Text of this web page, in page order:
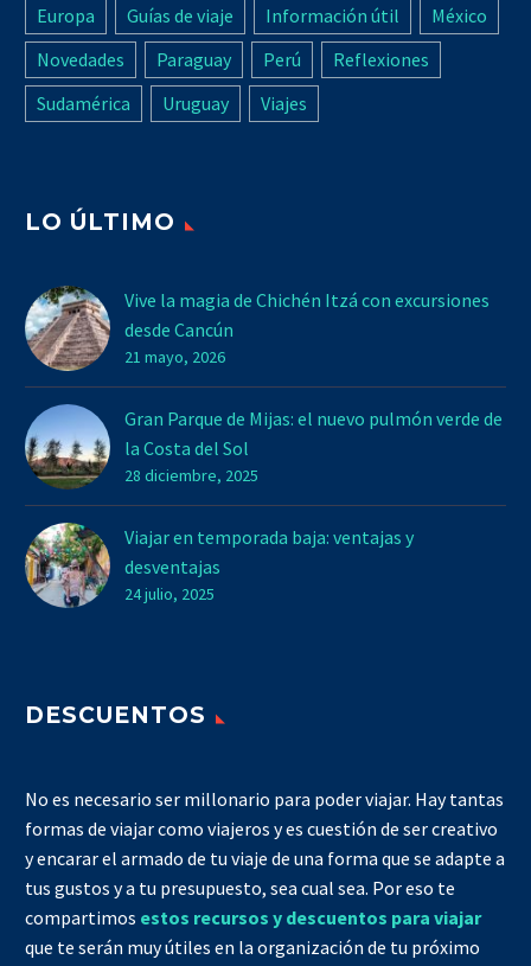
Europa
Guías de viaje Información útil
México
Novedades
Paraguay Perú
Reflexiones
Sudamérica
Uruguay Viajes
LO ÚLTIMO
Vive la magia de Chichén Itzá con excursiones
desde Cancún
21 mayo, 2026
Gran Parque de Mijas: el nuevo pulmón verde de
la Costa del Sol
28 diciembre, 2025
Viajar en temporada baja: ventajas y
desventajas
24 julio, 2025
DESCUENTOS
No es necesario ser millonario para poder viajar. Hay tantas
formas de viajar como viajeros y es cuestión de ser creativo
y encarar el armado de tu viaje de una forma que se adapte a
tus gustos y a tu presupuesto, sea cual sea. Por eso te
compartimos estos recursos y descuentos para viajar
que te serán muy útiles en la organización de tu próximo